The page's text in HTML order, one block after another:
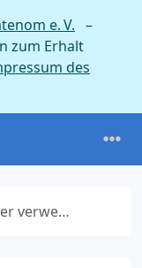
e. V. –
zum Erhalt
des
Auslastung